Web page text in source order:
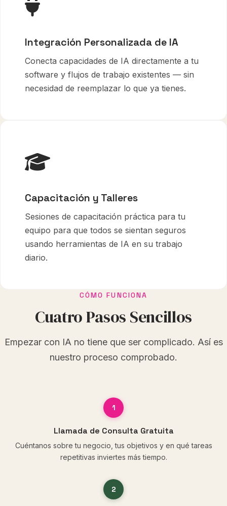
Integración Personalizada de IA
Conecta capacidades de IA directamente a tu
software y flujos de trabajo existentes — sin
necesidad de reemplazar lo que ya tienes.
Capacitación y Talleres
Sesiones de capacitación práctica para tu
equipo para que todos se sientan seguros
usando herramientas de IA en su trabajo
diario.
CÓMO FUNCIONA
Cuatro Pasos Sencillos
Empezar con IA no tiene que ser complicado. Así es
nuestro proceso comprobado.
1
Llamada de Consulta Gratuita
Cuéntanos sobre tu negocio, tus objetivos y en qué tareas
repetitivas inviertes más tiempo.
2